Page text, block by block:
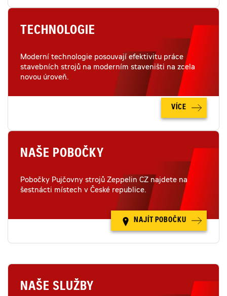
TECHNOLOGIE
Moderní technologie posouvají efektivitu práce
stavebních strojů na moderním staveništi na zcela
novou úroveň.
VÍCE
NAŠE POBOČKY
Pobočky Pujčovny strojů Zeppelin CZ najdete na
šestnácti místech v České republice.
NAJÍT POBOČKU
NAŠE SLUŽBY